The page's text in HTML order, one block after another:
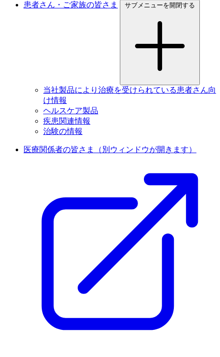
患者さん・ご家族の皆さま サブメニューを開閉する
当社製品により治療を受けられている患者さん向
け情報
ヘルスケア製品
疾患関連情報
治験の情報
医療関係者の皆さま （別ウィンドウが開きます）